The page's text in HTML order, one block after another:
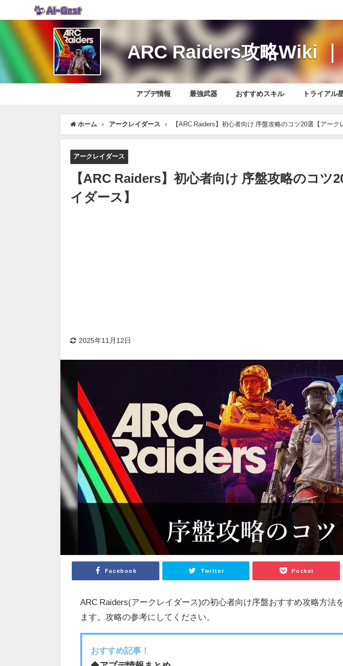
ARC Raiders攻略Wiki
アプデ情報 最強武器 おすすめスキル トライアル
ホーム アークレイダース 【ARC Raiders】初心者向け 序盤攻略のコツ20選【アーク
アークレイダース
【ARC Raiders】初心者向け 序盤攻略のコツ
イダース】
2025年11月12日
Facebook Twitter Pocket
ARC Raiders(アークレイダース)の初心者向け序盤おすすめ攻略方法
ます。攻略の参考にしてください。
おすすめ記事！